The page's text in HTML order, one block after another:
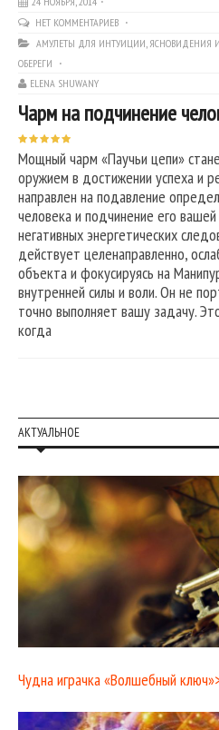
НЕТ КОММЕНТАРИЕВ
АМУЛЕТЫ ДЛЯ ИНТУИЦИИ, ЯСНОВИДЕНИЯ
ОБЕРЕГИ
ELENA SHUWANY
Чарм на подчинение
Мощный чарм «Паучьи цепи»
оружием в достижении успеха и
направлен на подавление
человека и подчинение его
негативных энергетических
действует целенаправленно,
объекта и фокусируясь на
внутренней силы и воли. Он не
точно выполняет вашу задачу.
когда
АКТУАЛЬНОЕ
Чудна играчка «Волшебный